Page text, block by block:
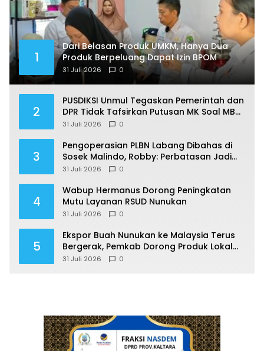
1
Dari Belasan Produk UMKM, Hanya Dua
Produk Berpeluang Dapat Izin BPOM
31 Juli 2026 0
2
PUSDIKSI Unmul Tegaskan Pemerintah dan
DPR Tidak Tafsirkan Putusan MK Soal MBG
Sesuka Hati
31 Juli 2026 0
3
Pengoperasian PLBN Labang Dibahas di
Sosek Malindo, Robby: Perbatasan Jadi
Motor Ekonomi
31 Juli 2026 0
4
Wabup Hermanus Dorong Peningkatan
Mutu Layanan RSUD Nunukan
31 Juli 2026 0
5
Ekspor Buah Nunukan ke Malaysia Terus
Bergerak, Pemkab Dorong Produk Lokal
Naik Kelas
31 Juli 2026 0